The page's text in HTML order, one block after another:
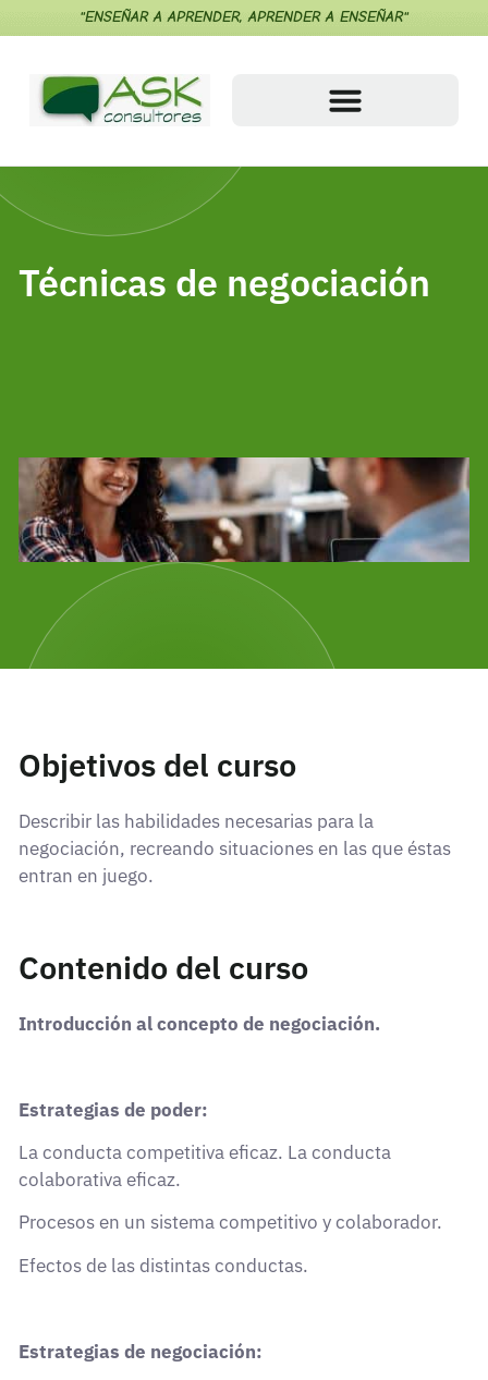
"ENSEÑAR A APRENDER, APRENDER A ENSEÑAR"
Técnicas de negociación
Objetivos del curso
Describir las habilidades necesarias para la
negociación, recreando situaciones en las que éstas
entran en juego.
Contenido del curso
Introducción al concepto de negociación.
Estrategias de poder:
La conducta competitiva eficaz. La conducta
colaborativa eficaz.
Procesos en un sistema competitivo y colaborador.
Efectos de las distintas conductas.
Estrategias de negociación: